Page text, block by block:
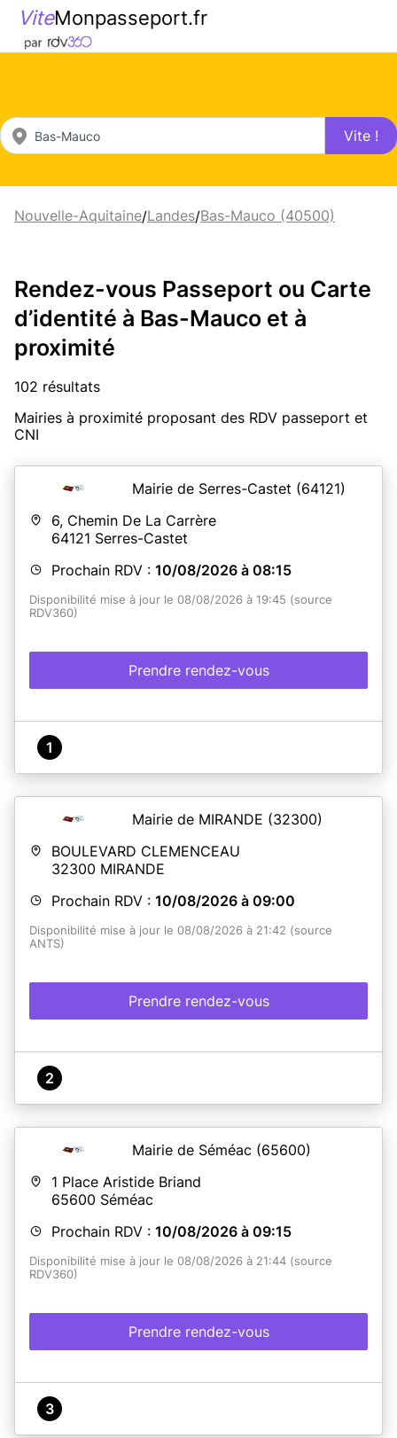
ViteMonpasseport.fr
Vite !
Nouvelle-Aquitaine/Landes/Bas-Mauco (40500)
Rendez-vous Passeport ou Carte
d’identité à Bas-Mauco et à
proximité
102 résultats
Mairies à proximité proposant des RDV passeport et
CNI
Mairie de Serres-Castet (64121)
6, Chemin De La Carrère
64121 Serres-Castet
Prochain RDV : 10/08/2026 à 08:15
Disponibilité mise à jour le 08/08/2026 à 19:45 (source
RDV360)
Prendre rendez-vous
1
Mairie de MIRANDE (32300)
BOULEVARD CLEMENCEAU
32300 MIRANDE
Prochain RDV : 10/08/2026 à 09:00
Disponibilité mise à jour le 08/08/2026 à 21:42 (source
ANTS)
Prendre rendez-vous
2
Mairie de Séméac (65600)
1 Place Aristide Briand
65600 Séméac
Prochain RDV : 10/08/2026 à 09:15
Disponibilité mise à jour le 08/08/2026 à 21:44 (source
RDV360)
Prendre rendez-vous
3